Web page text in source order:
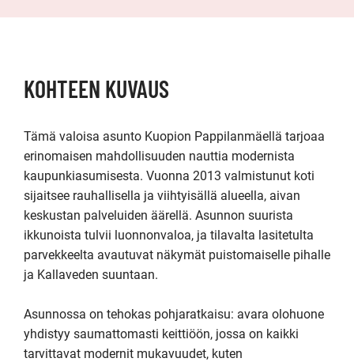
KOHTEEN KUVAUS
Tämä valoisa asunto Kuopion Pappilanmäellä tarjoaa
erinomaisen mahdollisuuden nauttia modernista
kaupunkiasumisesta. Vuonna 2013 valmistunut koti
sijaitsee rauhallisella ja viihtyisällä alueella, aivan
keskustan palveluiden äärellä. Asunnon suurista
ikkunoista tulvii luonnonvaloa, ja tilavalta lasitetulta
parvekkeelta avautuvat näkymät puistomaiselle pihalle
ja Kallaveden suuntaan.
Asunnossa on tehokas pohjaratkaisu: avara olohuone
yhdistyy saumattomasti keittiöön, jossa on kaikki
tarvittavat modernit mukavuudet, kuten